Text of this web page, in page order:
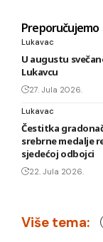
Preporučujemo
Lukavac
U augustu
Lukavcu
27. Jula 2026.
Lukavac
Čestitka
srebrne medalje
sjedećoj odbojci
22. Jula 2026.
Više tema: